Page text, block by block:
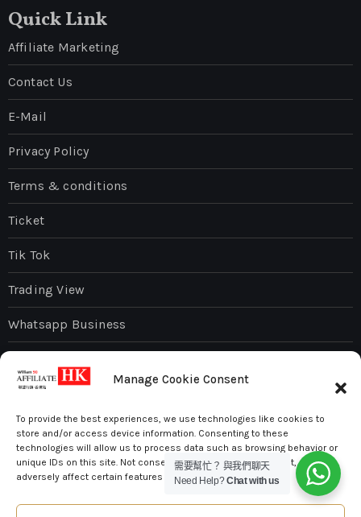
Manage Cookie Consent
To provide the best experiences, we use technologies like cookies to
store and/or access device information. Consenting to these
technologies will allow us to process data such as browsing behavior or
unique IDs on this site. Not consenting or withdrawing consent, may
adversely affect certain features and functions.
Quick Link
Affiliate Marketing
Contact Us
E-Mail
Privacy Policy
Terms & conditions
Ticket
Tik Tok
Trading View
Whatsapp Business
William 90 – Digital Marketing
數碼行銷網絡 ，E-mail 行銷，聯盟行銷。
需要幫忙？ 與我們聊天
Need Help?Chat with us